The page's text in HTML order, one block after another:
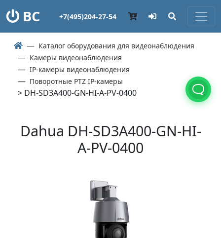
ВС +7(495)204-27-54
Каталог оборудования для видеонаблюдения
Камеры видеонаблюдения
IP-камеры видеонаблюдения
Поворотные PTZ IP-камеры
> DH-SD3A400-GN-HI-A-PV-0400
Dahua DH-SD3A400-GN-HI-
A-PV-0400